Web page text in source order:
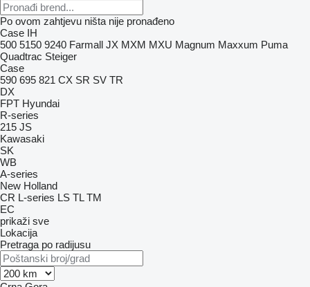
Po ovom zahtjevu ništa nije pronađeno
Case IH
500 5150 9240 Farmall JX MXM MXU Magnum Maxxum Puma
Quadtrac Steiger
Case
590 695 821 CX SR SV TR
DX
FPT Hyundai
R-series
215 JS
Kawasaki
SK
WB
A-series
New Holland
CR L-series LS TL TM
EC
prikaži sve
Lokacija
Pretraga po radijusu